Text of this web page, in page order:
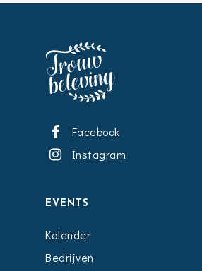
Facebook
Instagram
EVENTS
Kalender
Bedrijven